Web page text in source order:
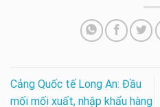
Cảng Quốc tế Long An: Đầu
mối mối xuất, nhập khẩu hàng